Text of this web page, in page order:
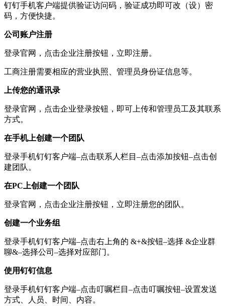
钉钉手机客户端提供验证访问码，验证成功即可改（设）密
码，方便快捷。
公司账户注册
登录官网，点击企业注册按钮，立即注册。
工商注册需要相应的营业执照、管理员身份证信息等。
上传您的通讯录
登录官网，点击企业登录按钮，即可上传和管理员工及其联系
方式。
在手机上创建一个团队
登录手机钉钉客户端–点击联系人栏目–点击添加按钮–点击创
建团队。
在PC上创建一个团队
登录官网，点击企业注册按钮，立即注册您的团队。
创建一个业务组
登录手机钉钉客户端–点击右上角的 &+&按钮–选择 &企业群
聊&–选择公司–选择对应部门。
使用钉钉信息
登录手机钉钉客户端–点击叮嘱栏目–点击叮嘱按钮–设置发送
方式、人员、时间、内容。